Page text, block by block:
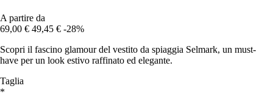
A partire da
69,00 € 49,45 € -28%
Scopri il fascino glamour del vestito da spiaggia Selmark, un must-
have per un look estivo raffinato ed elegante.
Taglia
*